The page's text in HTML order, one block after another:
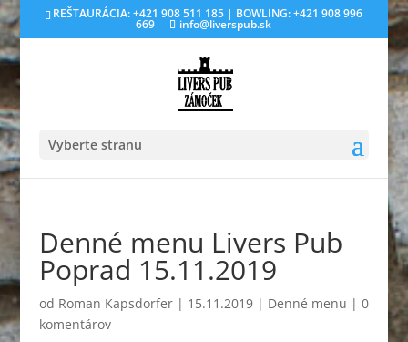
REŠTAURÁCIA: +421 908 511 185 | BOWLING: +421 908 996
669 info@liverspub.sk
Vyberte stranu
Denné menu Livers Pub
Poprad 15.11.2019
od Roman Kapsdorfer| 15.11.2019| Denné menu | 0
komentárov